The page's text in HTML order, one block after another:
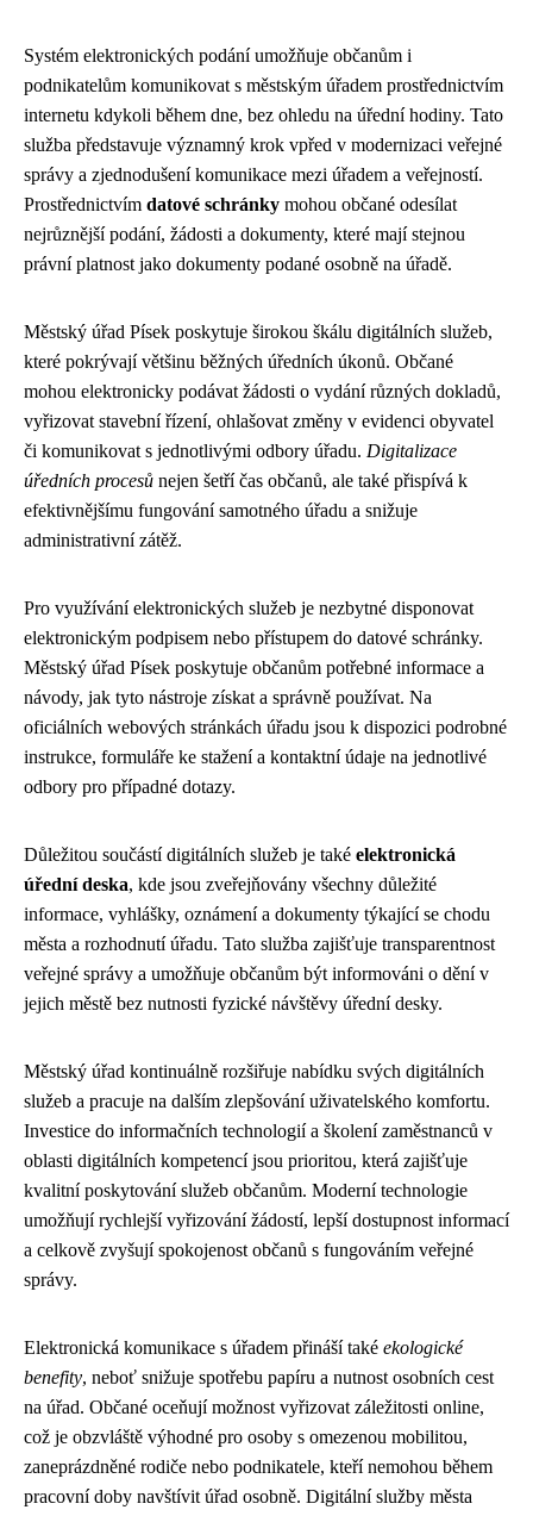
Systém elektronických podání umožňuje občanům i
podnikatelům komunikovat s městským úřadem prostřednictvím
internetu kdykoli během dne, bez ohledu na úřední hodiny. Tato
služba představuje významný krok vpřed v modernizaci veřejné
správy a zjednodušení komunikace mezi úřadem a veřejností.
Prostřednictvím datové schránky mohou občané odesílat
nejrůznější podání, žádosti a dokumenty, které mají stejnou
právní platnost jako dokumenty podané osobně na úřadě.
Městský úřad Písek poskytuje širokou škálu digitálních služeb,
které pokrývají většinu běžných úředních úkonů. Občané
mohou elektronicky podávat žádosti o vydání různých dokladů,
vyřizovat stavební řízení, ohlašovat změny v evidenci obyvatel
či komunikovat s jednotlivými odbory úřadu. Digitalizace
úředních procesů nejen šetří čas občanů, ale také přispívá k
efektivnějšímu fungování samotného úřadu a snižuje
administrativní zátěž.
Pro využívání elektronických služeb je nezbytné disponovat
elektronickým podpisem nebo přístupem do datové schránky.
Městský úřad Písek poskytuje občanům potřebné informace a
návody, jak tyto nástroje získat a správně používat. Na
oficiálních webových stránkách úřadu jsou k dispozici podrobné
instrukce, formuláře ke stažení a kontaktní údaje na jednotlivé
odbory pro případné dotazy.
Důležitou součástí digitálních služeb je také elektronická
úřední deska, kde jsou zveřejňovány všechny důležité
informace, vyhlášky, oznámení a dokumenty týkající se chodu
města a rozhodnutí úřadu. Tato služba zajišťuje transparentnost
veřejné správy a umožňuje občanům být informováni o dění v
jejich městě bez nutnosti fyzické návštěvy úřední desky.
Městský úřad kontinuálně rozšiřuje nabídku svých digitálních
služeb a pracuje na dalším zlepšování uživatelského komfortu.
Investice do informačních technologií a školení zaměstnanců v
oblasti digitálních kompetencí jsou prioritou, která zajišťuje
kvalitní poskytování služeb občanům. Moderní technologie
umožňují rychlejší vyřizování žádostí, lepší dostupnost informací
a celkově zvyšují spokojenost občanů s fungováním veřejné
správy.
Elektronická komunikace s úřadem přináší také ekologické
benefity, neboť snižuje spotřebu papíru a nutnost osobních cest
na úřad. Občané oceňují možnost vyřizovat záležitosti online,
což je obzvláště výhodné pro osoby s omezenou mobilitou,
zaneprázdněné rodiče nebo podnikatele, kteří nemohou během
pracovní doby navštívit úřad osobně. Digitální služby města